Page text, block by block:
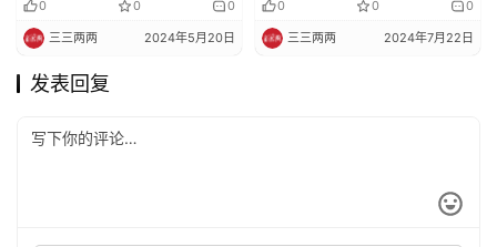
0 0 0
三三两两 2024年5月20日
0 0 0
三三两两 2024年7月22日
发表回复